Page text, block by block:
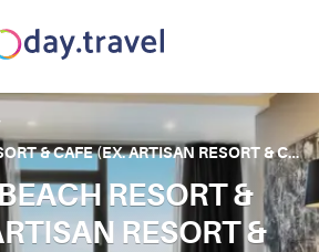
YOGI TREE BEACH RESORT & CAFE (EX. ARTISAN RESORT & CAFE)
RESORT &
RESORT &